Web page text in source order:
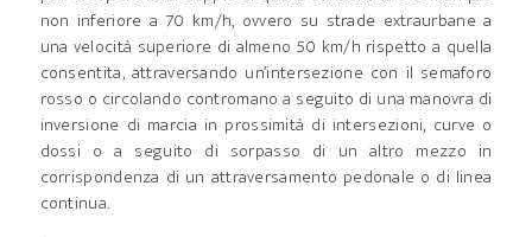
non inferiore a 70 km/h, ovvero su strade extraurbane a
una velocità superiore di almeno 50 km/h rispetto a quella
consentita, attraversando un’intersezione con il semaforo
rosso o circolando contromano a seguito di una manovra di
inversione di marcia in prossimità di intersezioni, curve o
dossi o a seguito di sorpasso di un altro mezzo in
corrispondenza di un attraversamento pedonale o di linea
continua.